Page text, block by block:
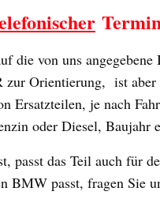
die von uns
zur Orientierung, ist
Ersatzteilen, je nach
oder Diesel, Baujahr
passt das Teil auch für
BMW passt, fragen Sie